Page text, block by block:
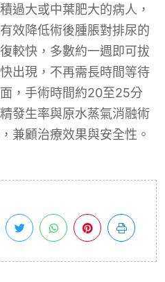
過大或中葉肥大的病人，
效降低術後腫脹對排尿的
較快，多數約一週即可拔
出現，不再需長時間等待
，手術時間約20至25分
發生率與原水蒸氣消融術
兼顧治療效果與安全性。